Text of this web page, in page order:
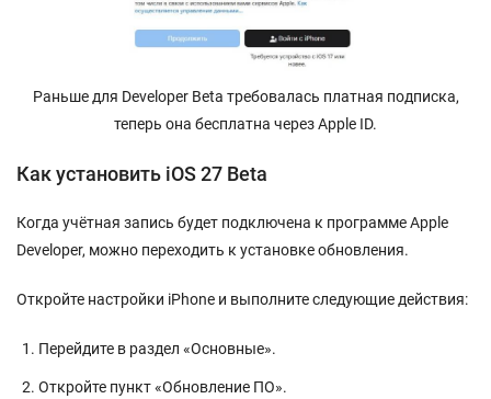
Раньше для Developer Beta требовалась платная подписка,
теперь она бесплатна через Apple ID.
Как установить iOS 27 Beta
Когда учётная запись будет подключена к программе Apple
Developer, можно переходить к установке обновления.
Откройте настройки iPhone и выполните следующие действия:
Перейдите в раздел «Основные».
Откройте пункт «Обновление ПО».